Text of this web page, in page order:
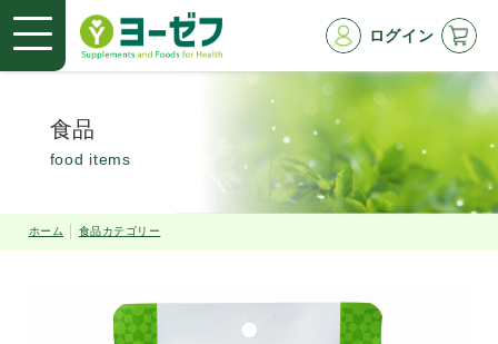
ログイン
食品
food items
ホーム 食品カテゴリー